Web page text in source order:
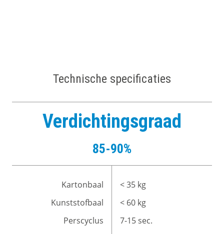
Technische specificaties
Verdichtingsgraad
85-90%
Kartonbaal
Kunststofbaal
Perscyclus
< 35 kg
< 60 kg
7-15 sec.